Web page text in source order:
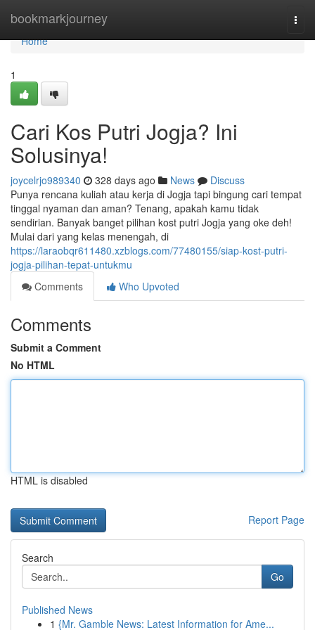
bookmarkjourney
Home
Home
1
Cari Kos Putri Jogja? Ini
Solusinya!
joycelrjo989340 328 days ago News
Discuss
Punya rencana kuliah atau kerja di Jogja tapi bingung cari tempat
tinggal nyaman dan aman? Tenang, apakah kamu tidak
sendirian. Banyak banget pilihan kost putri Jogja yang oke deh!
Mulai dari yang kelas menengah, di
https://laraobqr611480.xzblogs.com/77480155/siap-kost-putri-
jogja-pilihan-tepat-untukmu
Comments
Who Upvoted
Comments
Submit a Comment
No HTML
HTML is disabled
Report Page
Search
Go
Published News
1 {Mr. Gamble News: Latest Information for Ame...